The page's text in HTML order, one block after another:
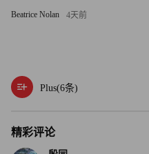
达西说：“在可持续性方面
是一个有趣的选择。”
网）
Beatrice Nolan 4天前
Plus(6条)
精彩评论